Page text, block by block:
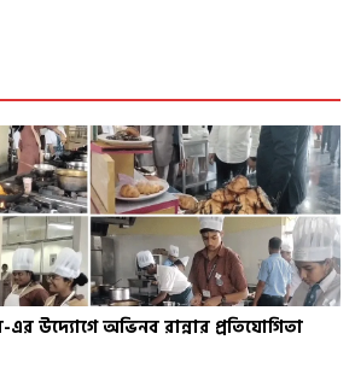
উদ্যোগে অভিনব রান্নার প্রতিযোগিতা